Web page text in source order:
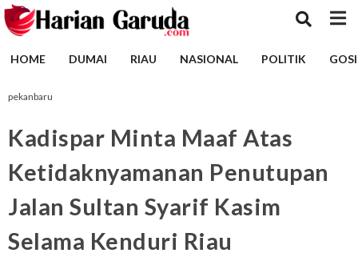
HOME DUMAI RIAU NASIONAL POLITIK
pekanbaru
Kadispar Minta Maaf Atas
Ketidaknyamanan Penutupan
Jalan Sultan Syarif Kasim
Selama Kenduri Riau